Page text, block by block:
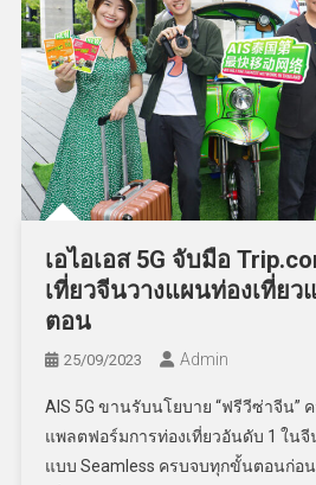
เอไอเอส 5G จับมือ
เที่ยวจีนวางแผนท่องเที่ย
ตอน
25/09/2023 Admin
AIS 5G ขานรับนโยบาย “ฟรีวีซ่าจีน” ค
แพลตฟอร์มการท่องเที่ยวอันดับ 1 ในจี
แบบ Seamless ครบจบทุกขั้นตอนก่อน